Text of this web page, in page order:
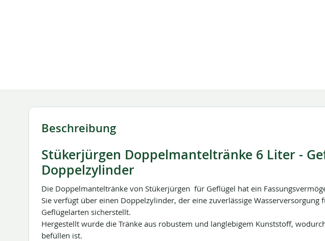
Beschreibung
Stükerjürgen Doppelmanteltränke 6 Liter -
Doppelzylinder
Die Doppelmanteltränke von Stükerjürgen für Geflügel hat ein
Sie verfügt über einen Doppelzylinder, der eine zuverlässige Wasserversorgung
Geflügelarten sicherstellt.
Hergestellt wurde die Tränke aus robustem und langlebigem Kunststoff,
befüllen ist.